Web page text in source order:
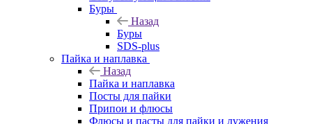
Буры
Назад
Буры
SDS-plus
Пайка и наплавка
Назад
Пайка и наплавка
Посты для пайки
Припои и флюсы
Флюсы и пасты для пайки и лужения